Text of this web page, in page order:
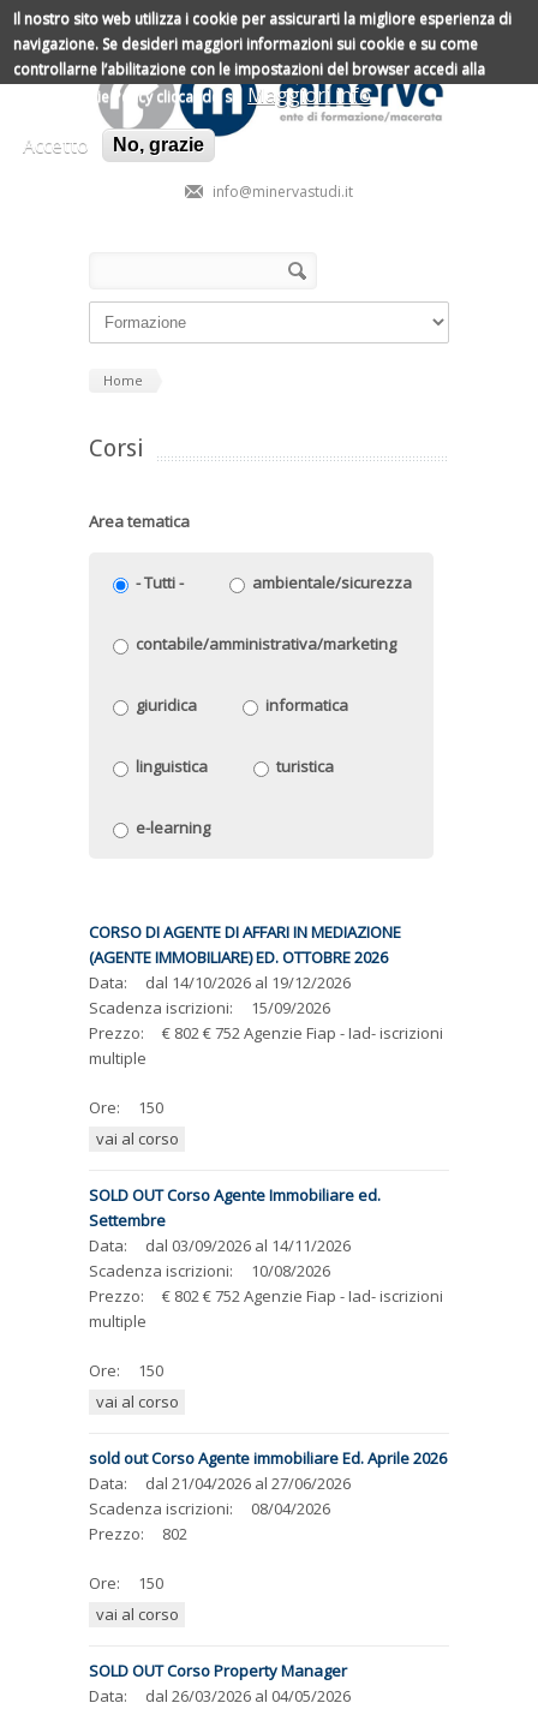
Il nostro sito web utilizza i cookie per assicurarti la migliore esperienza di
navigazione. Se desideri maggiori informazioni sui cookie e su come
controllarne l’abilitazione con le impostazioni del browser accedi alla
nostra Cookie Policy cliccando su
Maggiori info
Accetto
No, grazie
Salta al contenuto principale
info@minervastudi.it
Home
Corsi
Area tematica
- Tutti - ambientale/sicurezza
contabile/amministrativa/marketing
giuridica informatica
linguistica turistica
e-learning
CORSO DI AGENTE DI AFFARI IN MEDIAZIONE
(AGENTE IMMOBILIARE) ED. OTTOBRE 2026
Data:
dal 14/10/2026 al 19/12/2026
Scadenza iscrizioni:
15/09/2026
Prezzo:
€ 802 € 752 Agenzie Fiap - Iad- iscrizioni
multiple
Ore:
150
vai al corso
SOLD OUT Corso Agente Immobiliare ed.
Settembre
Data:
dal 03/09/2026 al 14/11/2026
Scadenza iscrizioni:
10/08/2026
Prezzo:
€ 802 € 752 Agenzie Fiap - Iad- iscrizioni
multiple
Ore:
150
vai al corso
sold out Corso Agente immobiliare Ed. Aprile 2026
Data:
dal 21/04/2026 al 27/06/2026
Scadenza iscrizioni:
08/04/2026
Prezzo:
802
Ore:
150
vai al corso
SOLD OUT Corso Property Manager
Data:
dal 26/03/2026 al 04/05/2026